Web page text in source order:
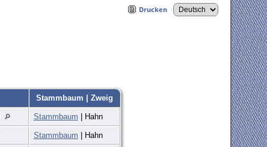
Drucken
Stammbaum | Zweig
Stammbaum | Hahn
Stammbaum | Hahn